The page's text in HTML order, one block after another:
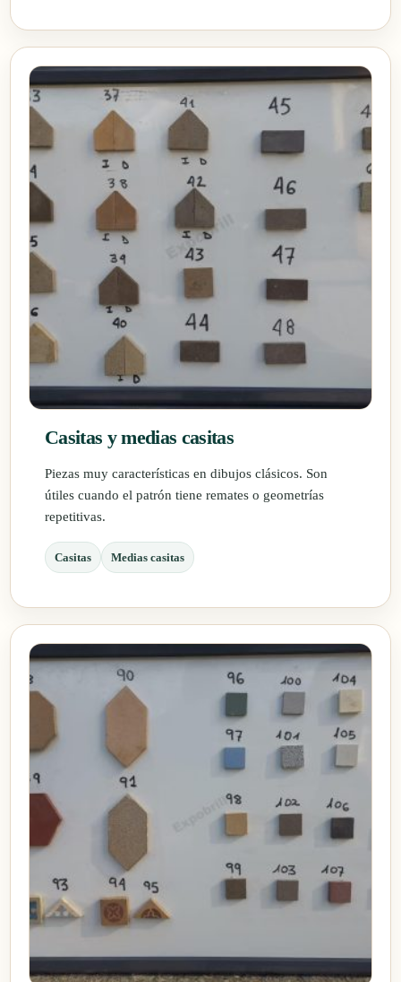
Casitas y medias casitas
Piezas muy características en dibujos clásicos. Son
útiles cuando el patrón tiene remates o geometrías
repetitivas.
Casitas Medias casitas